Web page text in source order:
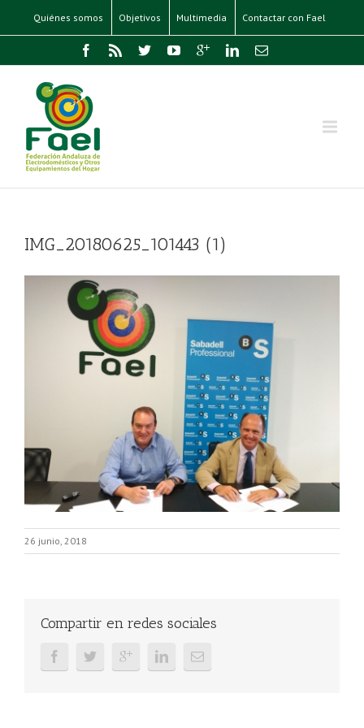
Quiénes somos Objetivos Multimedia Contactar con Fael
IMG_20180625_101443 (1)
26 junio, 2018
Compartir en redes sociales